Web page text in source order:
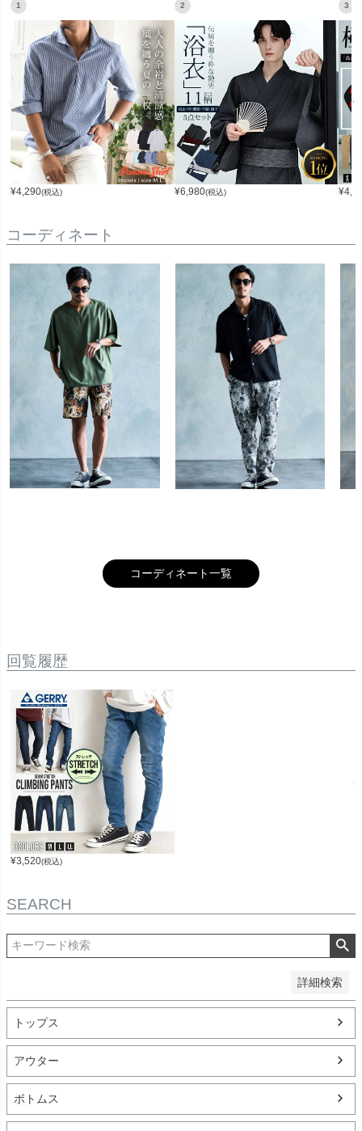
1
¥4,290(税込)
2
¥6,980(税込)
3
¥
コーディネート
コーディネート一覧
回覧履歴
¥3,520(税込)
SEARCH
詳細検索
キーワード
人気
在庫なし商品を表示しない
商品番号/JANコード
並び順
新着順
登録順
価格が安い順
価格が高い順
レビュー順
キーワードヒット順
検索
トップス
アウター
ボトムス